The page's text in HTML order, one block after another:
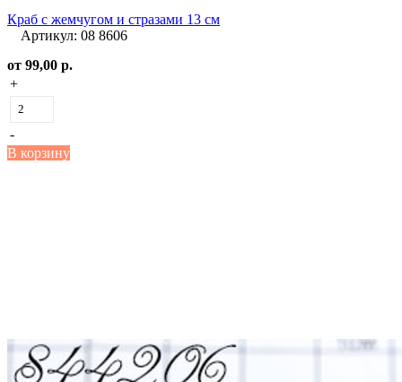
Краб с жемчугом и стразами 13 см
Артикул: 08 8606
от 99,00 р.
+
-
В корзину